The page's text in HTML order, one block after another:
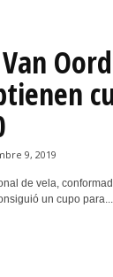
9, 2019
de vela,
un cupo para...